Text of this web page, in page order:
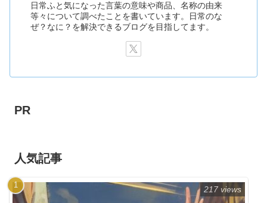
日常ふと気になった言葉の意味や商品、名称の由来
等々について調べたことを書いています。日常のな
ぜ？なに？を解決できるブログを目指してます。
PR
人気記事
217 views